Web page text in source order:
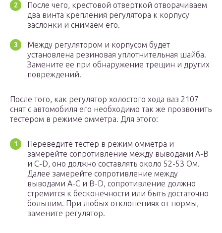
После чего, крестовой отверткой отворачиваем
два винта крепления регулятора к корпусу
заслонки и снимаем его.
Между регулятором и корпусом будет
установлена резиновая уплотнительная шайба.
Замените ее при обнаружение трещин и других
повреждений.
После того, как регулятор холостого хода ваз 2107
снят с автомобиля его необходимо так же прозвонить
тестером в режиме омметра. Для этого:
Переведите тестер в режим омметра и
замерейте сопротивление между выводами А-В
и С-D, оно должно составлять около 52-53 Ом.
Далее замерейте сопротивление между
выводами А-С и В-D, сопротивление должно
стремится к бесконечности или быть достаточно
большим. При любых отклонениях от нормы,
замените регулятор.